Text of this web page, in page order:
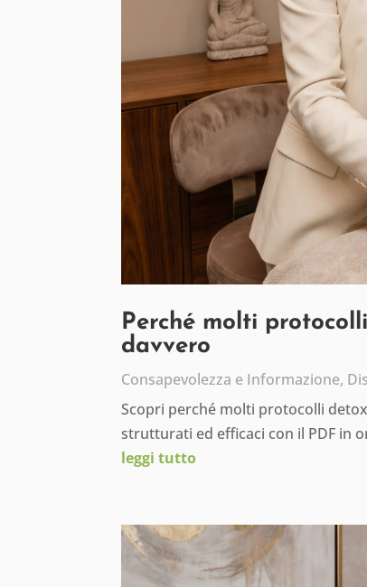
Perché molti
davvero
Consapevolezza e Informazione,
Scopri perché molti protocolli
strutturati ed efficaci con il PDF in
leggi tutto